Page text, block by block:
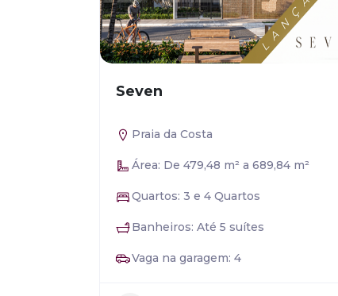
Seven
Praia da Costa
Área: De 479,48 m² a 689,84 m²
Quartos: 3 e 4 Quartos
Banheiros: Até 5 suítes
Vaga na garagem: 4